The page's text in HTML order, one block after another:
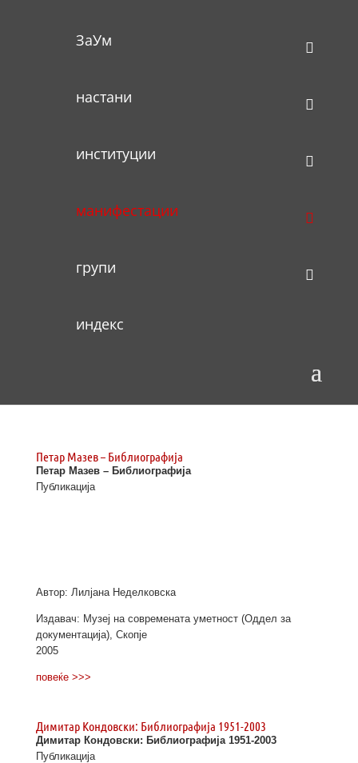
ЗаУм
настани
институции
манифестации
групи
индекс
Петар Мазев – Библиографија
Петар Мазев – Библиографија
Публикација
Автор: Лилјана Неделковска
Издавач: Музеј на современата уметност (Оддел за
документација), Скопје
2005
повеќе >>>
Димитар Кондовски: Библиографија 1951-2003
Димитар Кондовски: Библиографија 1951-2003
Публикација